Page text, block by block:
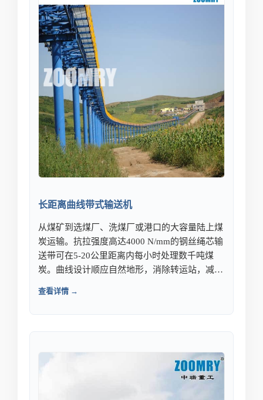
长距离曲线带式输送机
从煤矿到选煤厂、洗煤厂或港口的大容量陆上煤
炭运输。抗拉强度高达4000 N/mm的钢丝绳芯输
送带可在5-20公里距离内每小时处理数千吨煤
炭。曲线设计顺应自然地形，消除转运站，减少
查看详情 →